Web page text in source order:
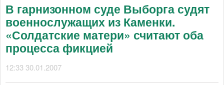
В гарнизонном суде Выборга судят
военнослужащих из Каменки.
«Солдатские матери» считают оба
процесса фикцией
12:33 30.01.2007